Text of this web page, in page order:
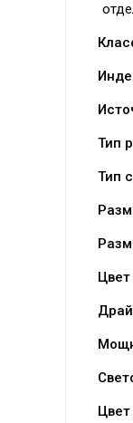
Тип
Тип
Цвет
Цвет